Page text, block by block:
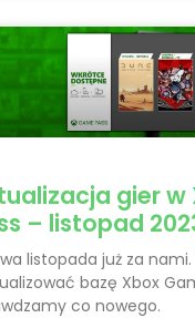
gier w
– listopad
listopada już za
bazę Xbox
co nowego.